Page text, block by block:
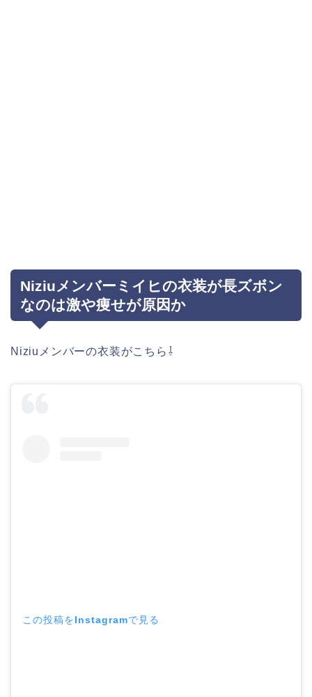
Niziuメンバーミイヒの衣装が長ズボン
なのは激や痩せが原因か
Niziuメンバーの衣装がこちら⇩
この投稿をInstagramで見る